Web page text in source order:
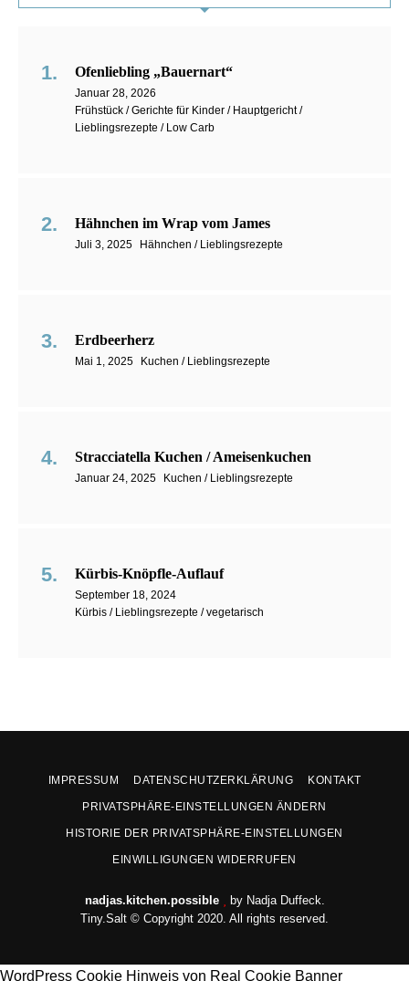
Ofenliebling „Bauernart“
Januar 28, 2026
Frühstück / Gerichte für Kinder / Hauptgericht /
Lieblingsrezepte / Low Carb
Hähnchen im Wrap vom James
Juli 3, 2025 Hähnchen / Lieblingsrezepte
Erdbeerherz
Mai 1, 2025 Kuchen / Lieblingsrezepte
Stracciatella Kuchen / Ameisenkuchen
Januar 24, 2025 Kuchen / Lieblingsrezepte
Kürbis-Knöpfle-Auflauf
September 18, 2024
Kürbis / Lieblingsrezepte / vegetarisch
IMPRESSUM DATENSCHUTZERKLÄRUNG KONTAKT
PRIVATSPHÄRE-EINSTELLUNGEN ÄNDERN
HISTORIE DER PRIVATSPHÄRE-EINSTELLUNGEN
EINWILLIGUNGEN WIDERRUFEN
nadjas.kitchen.possible
by Nadja Duffeck.
Tiny.Salt © Copyright 2020. All rights reserved.
WordPress Cookie Hinweis von Real Cookie Banner